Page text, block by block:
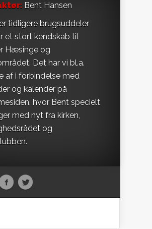
Bent Hansen
tidligere brugsuddeler
et stort kendskab til
Hæsinge og
Det har vi bl.a.
af i forbindelse med
og kalender på
hvor Bent specielt
med nyt fra kirken,
og